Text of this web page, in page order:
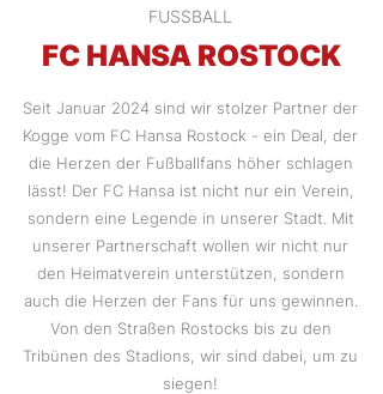
FUSSBALL
FC HANSA ROSTOCK
Seit Januar 2024 sind wir stolzer Partner der
Kogge vom FC Hansa Rostock - ein Deal, der
die Herzen der Fußballfans höher schlagen
lässt! Der FC Hansa ist nicht nur ein Verein,
sondern eine Legende in unserer Stadt. Mit
unserer Partnerschaft wollen wir nicht nur
den Heimatverein unterstützen, sondern
auch die Herzen der Fans für uns gewinnen.
Von den Straßen Rostocks bis zu den
Tribünen des Stadions, wir sind dabei, um zu
siegen!